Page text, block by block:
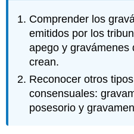
corte
Fijación
de
gravamen
Gravamen
Sentencia
Gravamen
Comprender los
emitidos por los
apego y gravámenes
crean.
Reconocer otros
consensuales:
posesorio y